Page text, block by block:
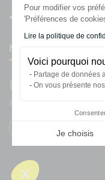
Pour modifier vos
'Préférences de
Lire la politique de
Voici pourquoi
Partage de données
On vous présente
Je choisis
Notre plateforme
Newsletter
Enregistrez
Restez à l'actualité